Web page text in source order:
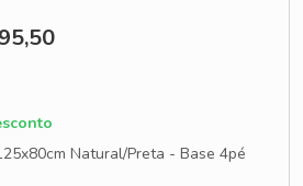
,50
Natural/Preta - Base 4pé